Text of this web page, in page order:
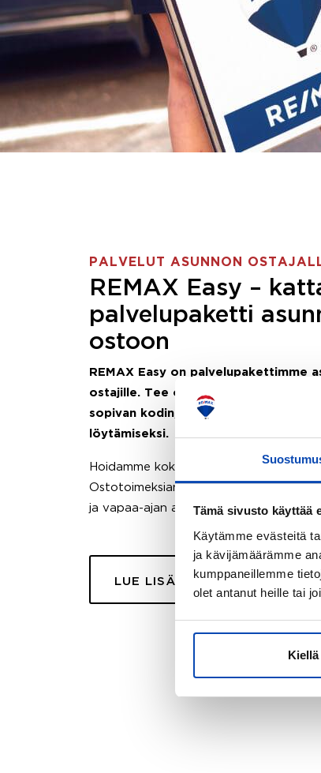
Tämä sivusto käyttää
Käytämme evästeitä
ja kävijämäärämme
kumppaneillemme
olet antanut heille tai
Kiellä
PALVELUT ASUNNON
REMAX Easy –
palvelupaketti
ostoon
REMAX Easy on palvelupakettimme
ostajille. Tee ostotoimeksianto ja
sopivan kodin, eikä sinun tarvitse
löytämiseksi.
Hoidamme koko ostoprosessin
Ostotoimeksiantopalvelumme sopii
ja vapaa-ajan asuntojen ostoon.
LUE LISÄÄ